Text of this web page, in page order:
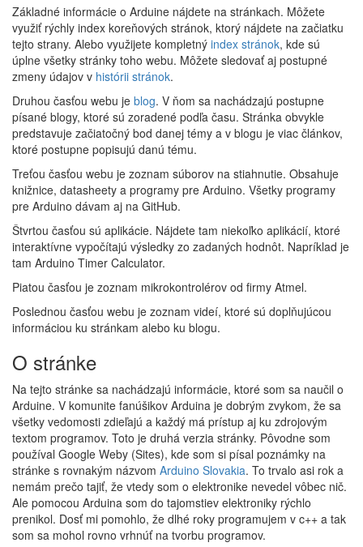
Základné informácie o Arduine nájdete na stránkach. Môžete
využiť rýchly index koreňových stránok, ktorý nájdete na začiatku
tejto strany. Alebo využijete kompletný index stránok, kde sú
úplne všetky stránky toho webu. Môžete sledovať aj postupné
zmeny údajov v histórii stránok.
Druhou časťou webu je blog. V ňom sa nachádzajú postupne
písané blogy, ktoré sú zoradené podľa času. Stránka obvykle
predstavuje začiatočný bod danej témy a v blogu je viac článkov,
ktoré postupne popisujú danú tému.
Treťou časťou webu je zoznam súborov na stiahnutie. Obsahuje
knižnice, datasheety a programy pre Arduino. Všetky programy
pre Arduino dávam aj na GitHub.
Štvrtou časťou sú aplikácie. Nájdete tam niekoľko aplikácií, ktoré
interaktívne vypočítajú výsledky zo zadaných hodnôt. Napríklad je
tam Arduino Timer Calculator.
Piatou časťou je zoznam mikrokontrolérov od firmy Atmel.
Poslednou časťou webu je zoznam videí, ktoré sú doplňujúcou
informáciou ku stránkam alebo ku blogu.
O stránke
Na tejto stránke sa nachádzajú informácie, ktoré som sa naučil o
Arduine. V komunite fanúšikov Arduina je dobrým zvykom, že sa
všetky vedomosti zdieľajú a každý má prístup aj ku zdrojovým
textom programov. Toto je druhá verzia stránky. Pôvodne som
používal Google Weby (Sites), kde som si písal poznámky na
stránke s rovnakým názvom Arduino Slovakia. To trvalo asi rok a
nemám prečo tajiť, že vtedy som o elektronike nevedel vôbec nič.
Ale pomocou Arduina som do tajomstiev elektroniky rýchlo
prenikol. Dosť mi pomohlo, že dlhé roky programujem v c++ a tak
som sa mohol rovno vrhnúť na tvorbu programov.